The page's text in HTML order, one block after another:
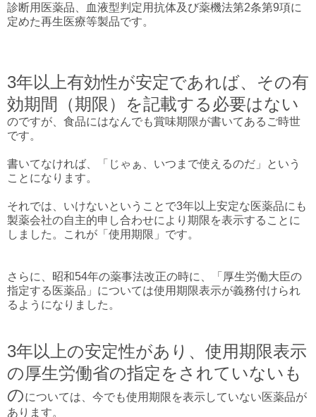
診断用医薬品、血液型判定用抗体及び薬機法第2条第9項に
定めた再生医療等製品です。
3年以上有効性が安定であれば、その有
効期間（期限）を記載する必要はない
のですが、食品にはなんでも賞味期限が書いてあるご時世
です。
書いてなければ、「じゃぁ、いつまで使えるのだ」という
ことになります。
それでは、いけないということで3年以上安定な医薬品にも
製薬会社の自主的申し合わせにより期限を表示することに
しました。これが「使用期限」です。
さらに、昭和54年の薬事法改正の時に、「厚生労働大臣の
指定する医薬品」については使用期限表示が義務付けられ
るようになりました。
3年以上の安定性があり、使用期限表示
の厚生労働省の指定をされていないも
のについては、今でも使用期限を表示していない医薬品が
あります。